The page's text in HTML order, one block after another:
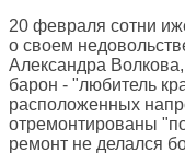
20 февраля сотни
о своем
Александра
барон - "любитель
расположенных
отремонтированы
ремонт не делался